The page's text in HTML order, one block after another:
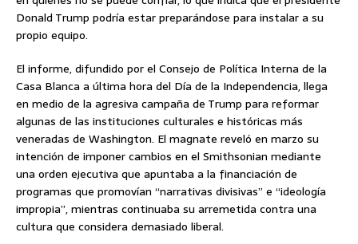
Donald Trump podría estar preparándose para instalar a su
propio equipo.
El informe, difundido por el Consejo de Política Interna de la
Casa Blanca a última hora del Día de la Independencia, llega
en medio de la agresiva campaña de Trump para reformar
algunas de las instituciones culturales e históricas más
veneradas de Washington. El magnate reveló en marzo su
intención de imponer cambios en el Smithsonian mediante
una orden ejecutiva que apuntaba a la financiación de
programas que promovían “narrativas divisivas” e “ideología
impropia”, mientras continuaba su arremetida contra una
cultura que considera demasiado liberal.